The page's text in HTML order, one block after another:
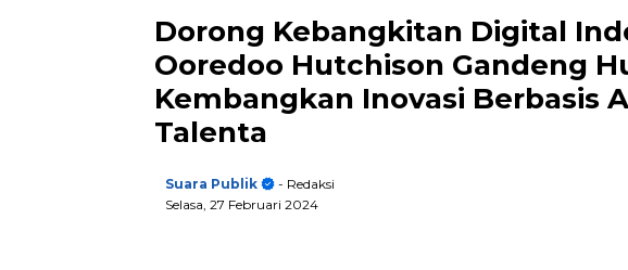
Dorong Kebangkitan Digital
Ooredoo Hutchison Gandeng
Kembangkan Inovasi Berbasis
Talenta
Suara Publik
- Redaksi
Selasa, 27 Februari 2024